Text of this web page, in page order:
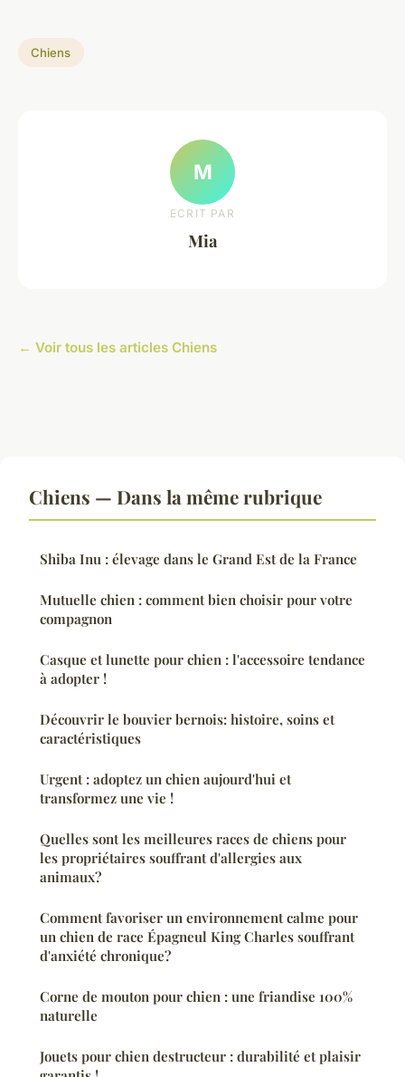
Chiens
M
ECRIT PAR
Mia
← Voir tous les articles Chiens
Chiens — Dans la même rubrique
Shiba Inu : élevage dans le Grand Est de la France
Mutuelle chien : comment bien choisir pour votre
compagnon
Casque et lunette pour chien : l'accessoire tendance
à adopter !
Découvrir le bouvier bernois: histoire, soins et
caractéristiques
Urgent : adoptez un chien aujourd'hui et
transformez une vie !
Quelles sont les meilleures races de chiens pour
les propriétaires souffrant d'allergies aux
animaux?
Comment favoriser un environnement calme pour
un chien de race Épagneul King Charles souffrant
d'anxiété chronique?
Corne de mouton pour chien : une friandise 100%
naturelle
Jouets pour chien destructeur : durabilité et plaisir